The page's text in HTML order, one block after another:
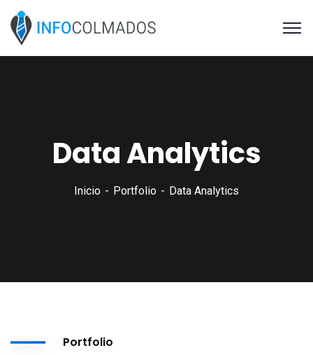
Data Analytics
Inicio Portfolio Data Analytics
Portfolio